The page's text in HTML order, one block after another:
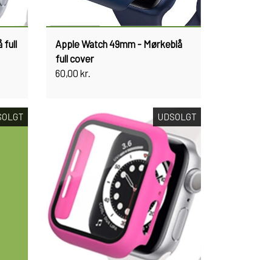
full
Apple Watch 49mm - Mørkeblå
full cover
60,00 kr.
UDSOLGT